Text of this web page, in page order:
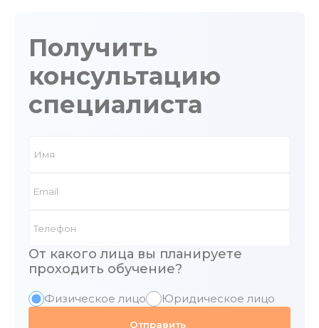
Получить
консультацию
специалиста
От какого лица вы планируете
проходить обучение?
Физическое лицо Юридическое лицо